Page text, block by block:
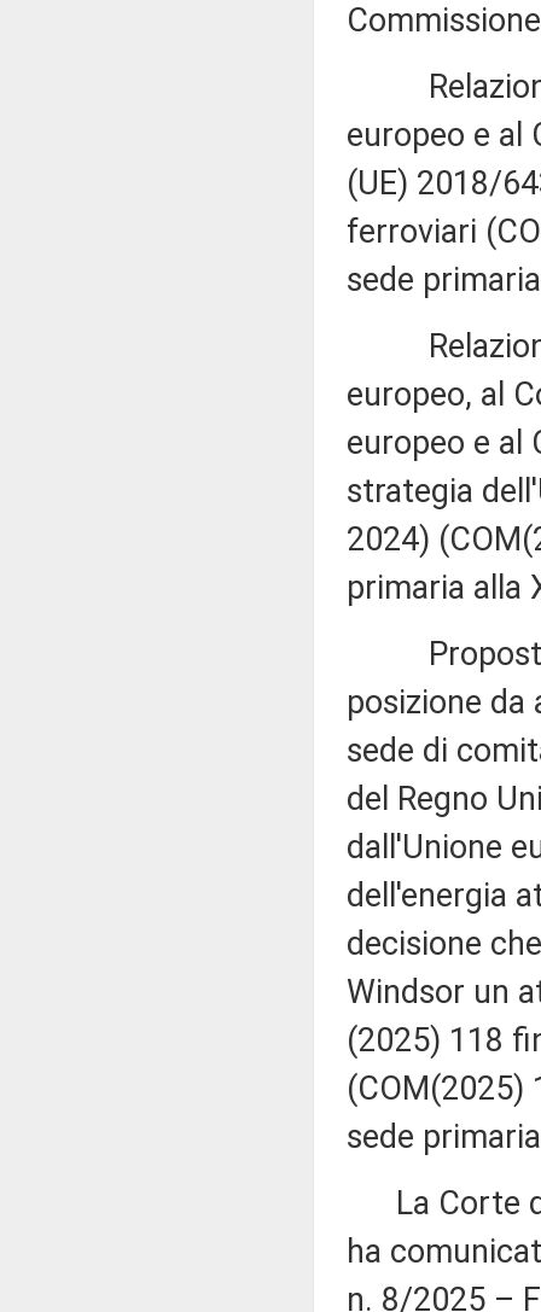
Relazione
europeo e al
(UE) 2018/
ferroviari
sede
Relazione
europeo, al
europeo e al
strategia
2024)
primaria alla
Proposta
posizione da
sede di
del Regno
dall'Unione
dell'energia
decisione
Windsor un
(2025) 118
(COM(2025)
sede
La Corte
ha
n. 8/2025 –